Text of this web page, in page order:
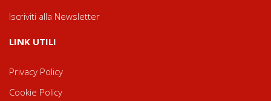
Iscriviti alla Newsletter
LINK UTILI
Privacy Policy
Cookie Policy